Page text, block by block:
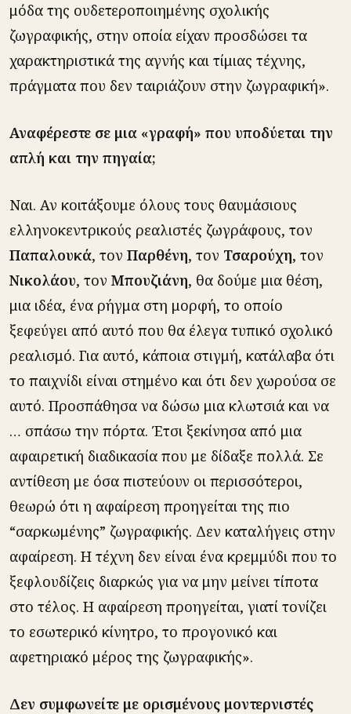
μόδα της ουδετεροποιημένης σχολικής
ζωγραφικής, στην οποία είχαν προσδώσει τα
χαρακτηριστικά της αγνής και τίμιας τέχνης,
πράγματα που δεν ταιριάζουν στην ζωγραφική».
Αναφέρεστε σε μια «γραφή» που υποδύεται την
απλή και την πηγαία;
Ναι. Αν κοιτάξουμε όλους τους θαυμάσιους
ελληνοκεντρικούς ρεαλιστές ζωγράφους, τον
Παπαλουκά, τον Παρθένη, τον Τσαρούχη, τον
Νικολάου, τον Μπουζιάνη, θα δούμε μια θέση,
μια ιδέα, ένα ρήγμα στη μορφή, το οποίο
ξεφεύγει από αυτό που θα έλεγα τυπικό σχολικό
ρεαλισμό. Για αυτό, κάποια στιγμή, κατάλαβα ότι
το παιχνίδι είναι στημένο και ότι δεν χωρούσα σε
αυτό. Προσπάθησα να δώσω μια κλωτσιά και να
… σπάσω την πόρτα. Έτσι ξεκίνησα από μια
αφαιρετική διαδικασία που με δίδαξε πολλά. Σε
αντίθεση με όσα πιστεύουν οι περισσότεροι,
θεωρώ ότι η αφαίρεση προηγείται της πιο
“σαρκωμένης” ζωγραφικής. Δεν καταλήγεις στην
αφαίρεση. Η τέχνη δεν είναι ένα κρεμμύδι που το
ξεφλουδίζεις διαρκώς για να μην μείνει τίποτα
στο τέλος. Η αφαίρεση προηγείται, γιατί τονίζει
το εσωτερικό κίνητρο, το προγονικό και
αφετηριακό μέρος της ζωγραφικής».
Δεν συμφωνείτε με ορισμένους μοντερνιστές